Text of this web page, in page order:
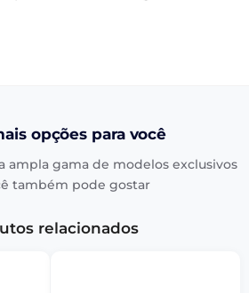
opções para você
ampla gama de modelos exclusivos
também pode gostar
relacionados